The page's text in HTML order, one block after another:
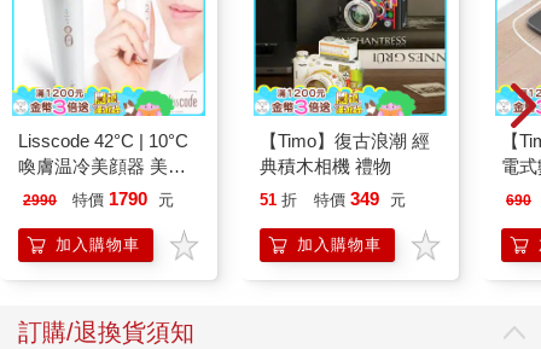
Lisscode 42°C | 10°C
喚膚温冷美顔器 美膚
儀
2990 特價 1790 元
加入購物車
【Timo】復古浪潮 經
典積木相機 禮物
51 折 特價 349 元
加入購物車
【
電
690
訂購/退換貨須知